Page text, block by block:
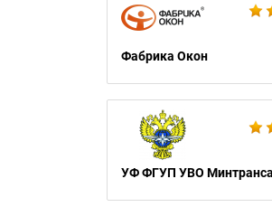
Фабрика Окон
УФ ФГУП УВО